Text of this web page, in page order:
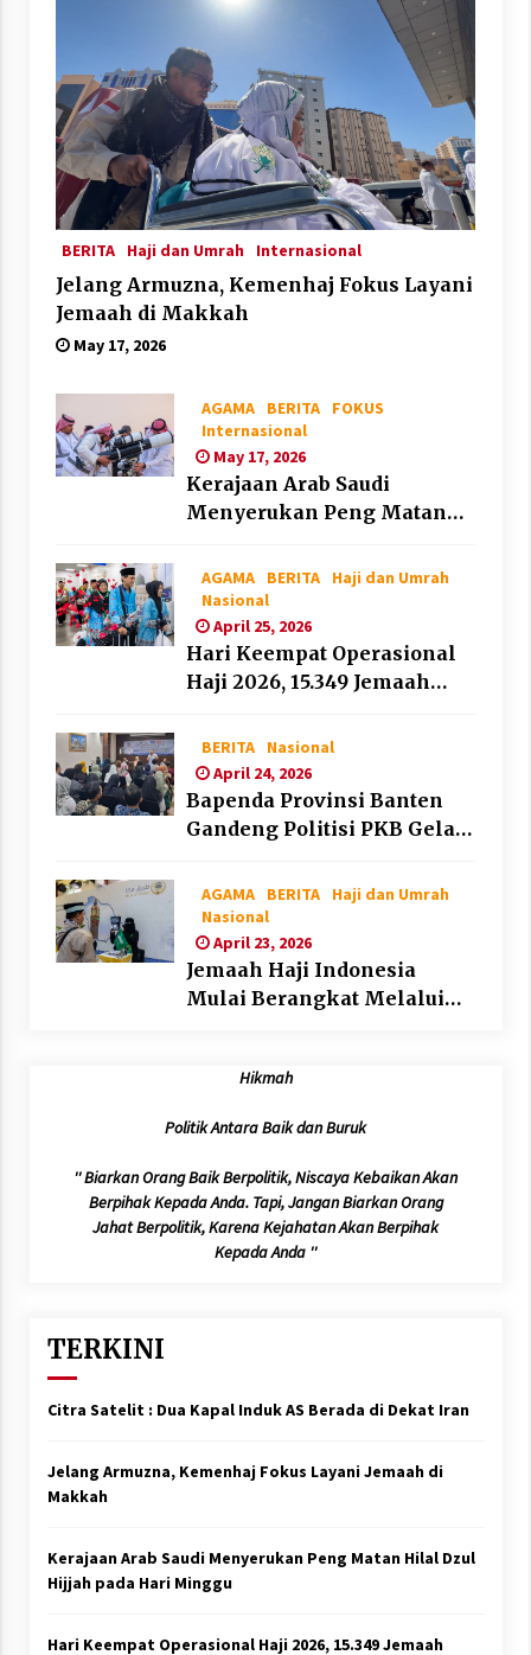
BERITA Haji dan Umrah Internasional
Jelang Armuzna, Kemenhaj Fokus Layani
Jemaah di Makkah
May 17, 2026
AGAMA BERITA
FOKUS
Internasional
May 17, 2026
Kerajaan Arab Saudi
Menyerukan Peng Matan
Minggu
AGAMA BERITA
Haji dan Umrah
Nasional
April 25, 2026
Hari Keempat Operasional
Haji 2026, 15.349 Jemaah
BERITA
Nasional
April 24, 2026
Bapenda Provinsi Banten
Gandeng Politisi PKB Gelar
Pajak Daerah di Kota
Tangerang
AGAMA BERITA
Haji dan Umrah
Nasional
April 23, 2026
Jemaah Haji Indonesia
Mulai Berangkat Melalui
Terintegrasi
Hikmah
Politik Antara Baik dan Buruk
'' Biarkan Orang Baik Berpolitik, Niscaya Kebaikan Akan
Berpihak Kepada Anda. Tapi, Jangan Biarkan Orang
Jahat Berpolitik, Karena Kejahatan Akan Berpihak
Kepada Anda ''
TERKINI
Citra Satelit : Dua Kapal Induk AS Berada di Dekat Iran
Jelang Armuzna, Kemenhaj Fokus Layani Jemaah di
Makkah
Kerajaan Arab Saudi Menyerukan Peng Matan Hilal Dzul
Hijjah pada Hari Minggu
Hari Keempat Operasional Haji 2026, 15.349 Jemaah